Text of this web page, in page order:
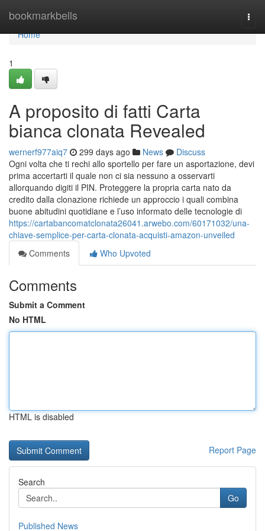
bookmarkbells
Home
Home
1
A proposito di fatti Carta
bianca clonata Revealed
wernerf977aiq7 299 days ago News
Discuss
Ogni volta che ti rechi allo sportello per fare un asportazione, devi
prima accertarti il quale non ci sia nessuno a osservarti
allorquando digiti il PIN. Proteggere la propria carta nato da
credito dalla clonazione richiede un approccio i quali combina
buone abitudini quotidiane e l’uso informato delle tecnologie di
https://cartabancomatclonata26041.arwebo.com/60171032/una-
chiave-semplice-per-carta-clonata-acquisti-amazon-unveiled
Comments
Who Upvoted
Comments
Submit a Comment
No HTML
HTML is disabled
Report Page
Search
Go
Published News